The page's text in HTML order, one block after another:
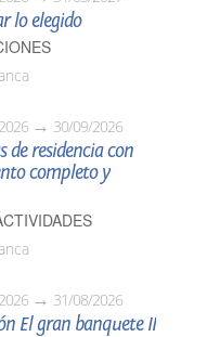
lo elegido
30/09/2026
de residencia con
completo y
31/08/2026
El gran banquete II